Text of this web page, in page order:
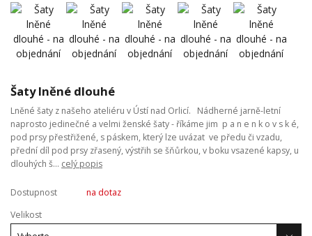
Šaty lněné dlouhé
Lněné šaty z našeho ateliéru v Ústí nad Orlicí. Nádherné jarně-letní
naprosto jedinečné a velmi ženské šaty - říkáme jim p a n e n k o v s k é,
pod prsy přestřižené, s páskem, který lze uvázat ve předu či vzadu,
přední díl pod prsy zřasený, výstřih se šňůrkou, v boku vsazené kapsy, u
dlouhých š... celý popis
Dostupnost
na dotaz
Velikost